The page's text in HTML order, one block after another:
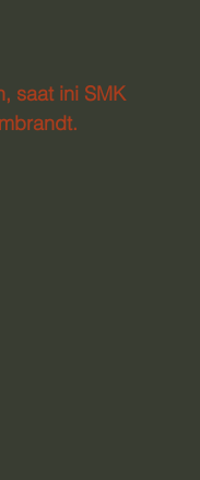
saat ini SMK